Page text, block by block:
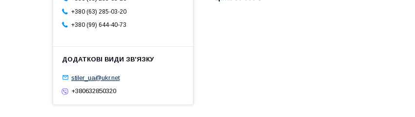
+380 (63) 285-03-20
+380 (99) 644-40-73
stiler_ua@ukr.net
+380632850320